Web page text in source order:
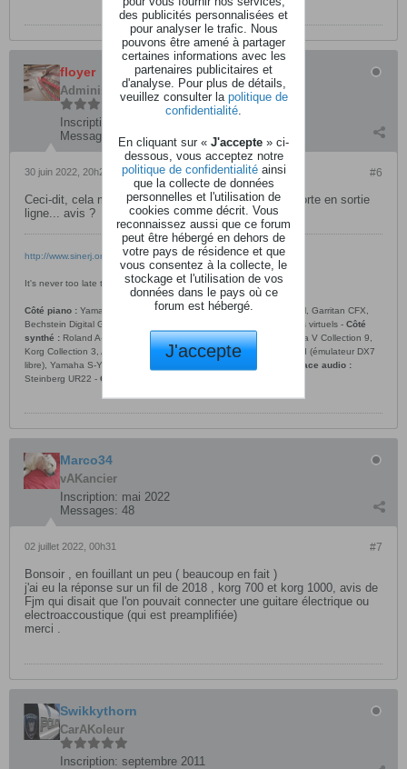
floyer
Administrateur
Inscription:
Messages:
6547
#6
30 juin 2022, 20h25
Ceci-dit, cela me semblerait étrange qu'une guitare sorte en sortie
ligne... avis ?
http://www.sinerj.org/~loyer/piano/
It's never too late to learn to play the piano. (tip of the day)
Côté piano : Yamaha N1X, pianos VSL Syncron et Vienna Imperial, Garritan CFX,
Bechstein Digital Grand, Ivory, Galaxy et beaucoup d’autres pianos virtuels - Côté
synthé : Roland A-500 Pro, Native-Instruments Komplete 13, Arturia V Collection 9,
Korg Collection 3, Air Music Technology plugins, OP-X Pro II, dexed (émulateur DX7
libre), Yamaha S-YXG50 -
Interface audio :
Steinberg UR22 - Casque :
Marco34
vAKancier
Inscription: mai 2022
Messages: 48
#7
02 juillet 2022, 00h31
Bonsoir , en fouillant un peu ( beaucoup en fait )
j'ai eu la réponse sur un fil de 2018 , korg 700 et korg 1000, avis de
Fjm qui disait que l'on pouvait connecter une guitare électrique ou
electroaccoustique (qui est preamplifiée)
merci .
Swikkythorn
CarAKoleur
Inscription: septembre 2011
des publicités personnalisées et
pour analyser le trafic. Nous
pouvons être amené à partager
certaines informations avec les
partenaires publicitaires et
d'analyse. Pour plus de détails,
veuillez consulter la politique de
confidentialité
En cliquant sur « J'accepte » ci-
dessous, vous acceptez notre
politique de confidentialitéainsi
que la collecte de données
personnelles et l'utilisation de
cookies comme décrit. Vous
reconnaissez aussi que ce forum
peut être hébergé en dehors de
votre pays de résidence et que
vous consentez à la collecte, le
stockage et l'utilisation de vos
données dans le pays où ce
forum est hébergé.
J'accepte